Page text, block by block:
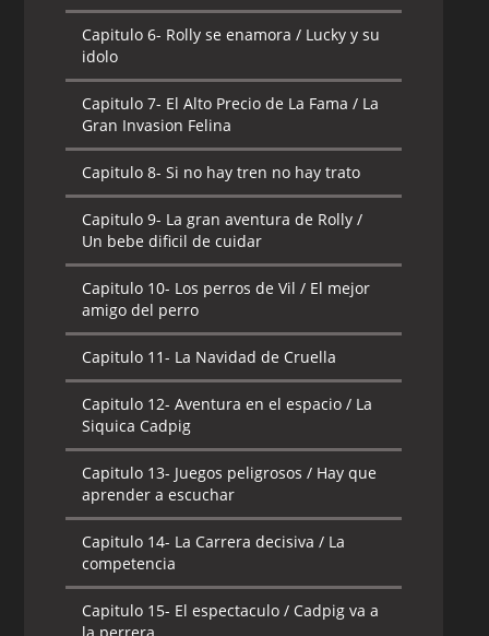
Capitulo 6- Rolly se enamora / Lucky y su
idolo
Capitulo 7- El Alto Precio de La Fama / La
Gran Invasion Felina
Capitulo 8- Si no hay tren no hay trato
Capitulo 9- La gran aventura de Rolly /
Un bebe dificil de cuidar
Capitulo 10- Los perros de Vil / El mejor
amigo del perro
Capitulo 11- La Navidad de Cruella
Capitulo 12- Aventura en el espacio / La
Siquica Cadpig
Capitulo 13- Juegos peligrosos / Hay que
aprender a escuchar
Capitulo 14- La Carrera decisiva / La
competencia
Capitulo 15- El espectaculo / Cadpig va a